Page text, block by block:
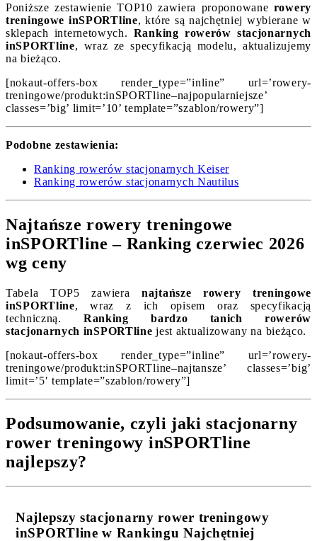
Poniższe zestawienie TOP10 zawiera proponowane rowery
treningowe inSPORTline, które są najchętniej wybierane w
sklepach internetowych. Ranking rowerów stacjonarnych
inSPORTline, wraz ze specyfikacją modelu, aktualizujemy
na bieżąco.
[nokaut-offers-box render_type=”inline” url=’rowery-
treningowe/produkt:inSPORTline–najpopularniejsze’
classes=’big’ limit=’10’ template=”szablon/rowery”]
Podobne zestawienia:
Ranking rowerów stacjonarnych Keiser
Ranking rowerów stacjonarnych Nautilus
Najtańsze rowery treningowe
inSPORTline – Ranking czerwiec 2026
wg ceny
Tabela TOP5 zawieranajtańsze rowery treningowe
inSPORTline, wraz z ich opisem oraz specyfikacją
techniczną. Ranking bardzo tanich rowerów
stacjonarnych inSPORTline jest aktualizowany na bieżąco.
[nokaut-offers-box render_type=”inline” url=’rowery-
treningowe/produkt:inSPORTline–najtansze’ classes=’big’
limit=’5′ template=”szablon/rowery”]
Podsumowanie, czyli jaki stacjonarny
rower treningowy inSPORTline
najlepszy?
Najlepszy stacjonarny rower treningowy
inSPORTline w Rankingu Najchętniej